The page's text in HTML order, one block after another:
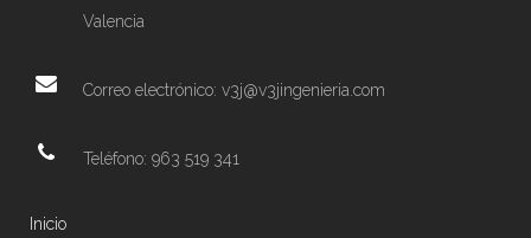
Valencia
Correo electrónico: v3j@v3jingenieria.com
Teléfono: 963 519 341
Inicio